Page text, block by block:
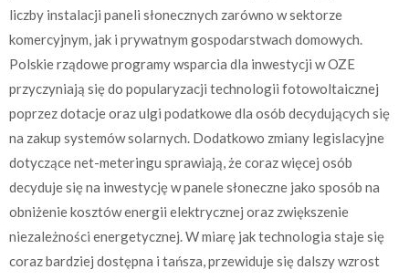
liczby instalacji paneli słonecznych zarówno w sektorze
komercyjnym, jak i prywatnym gospodarstwach domowych.
Polskie rządowe programy wsparcia dla inwestycji w OZE
przyczyniają się do popularyzacji technologii fotowoltaicznej
poprzez dotacje oraz ulgi podatkowe dla osób decydujących się
na zakup systemów solarnych. Dodatkowo zmiany legislacyjne
dotyczące net-meteringu sprawiają, że coraz więcej osób
decyduje się na inwestycję w panele słoneczne jako sposób na
obniżenie kosztów energii elektrycznej oraz zwiększenie
niezależności energetycznej. W miarę jak technologia staje się
coraz bardziej dostępna i tańsza, przewiduje się dalszy wzrost